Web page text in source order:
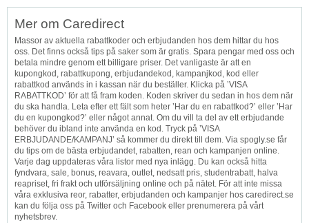
Mer om Caredirect
Massor av aktuella rabattkoder och erbjudanden hos dem hittar du hos
oss. Det finns också tips på saker som är gratis. Spara pengar med oss och
betala mindre genom ett billigare priser. Det vanligaste är att en
kupongkod, rabattkupong, erbjudandekod, kampanjkod, kod eller
rabattkod används in i kassan när du beställer. Klicka på ’VISA
RABATTKOD’ för att få fram koden. Koden skriver du sedan in hos dem när
du ska handla. Leta efter ett fält som heter ’Har du en rabattkod?’ eller ’Har
du en kupongkod?’ eller något annat. Om du vill ta del av ett erbjudande
behöver du ibland inte använda en kod. Tryck på ’VISA
ERBJUDANDE/KAMPANJ’ så kommer du direkt till dem. Via spogly.se får
du tips om de bästa erbjudandet, rabatten, rean och kampanjen online.
Varje dag uppdateras våra listor med nya inlägg. Du kan också hitta
fyndvara, sale, bonus, reavara, outlet, nedsatt pris, studentrabatt, halva
reapriset, fri frakt och utförsäljning online och på nätet. För att inte missa
våra exklusiva reor, rabatter, erbjudanden och kampanjer hos caredirect.se
kan du följa oss på Twitter och Facebook eller prenumerera på vårt
nyhetsbrev.